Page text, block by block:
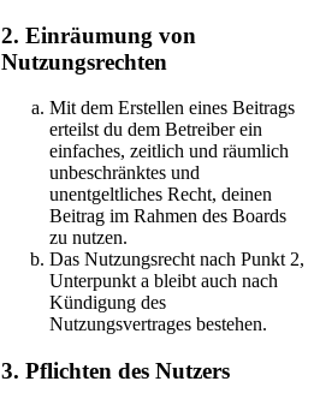
2. Einräumung von
Nutzungsrechten
Mit dem Erstellen eines Beitrags
erteilst du dem Betreiber ein
einfaches, zeitlich und räumlich
unbeschränktes und
unentgeltliches Recht, deinen
Beitrag im Rahmen des Boards
zu nutzen.
Das Nutzungsrecht nach Punkt 2,
Unterpunkt a bleibt auch nach
Kündigung des
Nutzungsvertrages bestehen.
3. Pflichten des Nutzers